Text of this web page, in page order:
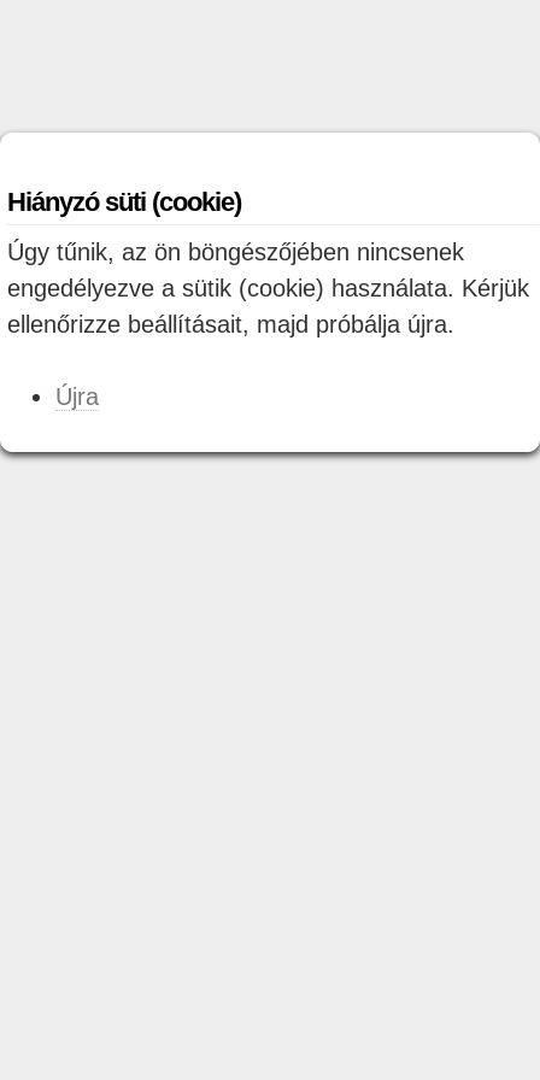
Hiányzó süti (cookie)
Úgy tűnik, az ön böngészőjében nincsenek
engedélyezve a sütik (cookie) használata. Kérjük
ellenőrizze beállításait, majd próbálja újra.
Újra